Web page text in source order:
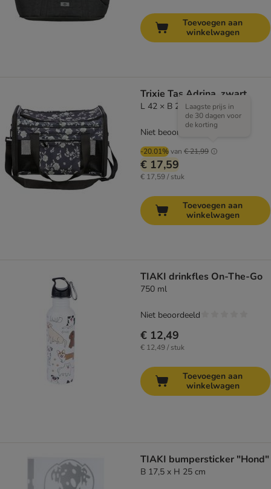
Toevoegen aan
winkelwagen
Trixie Tas Adrina, zwart
L 42 × B 26 × H 27 cm
-20.01%van € 21,99
Laagste prijs in
de 30 dagen voor
de korting
€ 17,59
€ 17,59 / stuk
Niet beoordeeld
Toevoegen aan
winkelwagen
TIAKI drinkfles On-The-Go
750 ml
€ 12,49
€ 12,49 / stuk
Niet beoordeeld
Toevoegen aan
winkelwagen
TIAKI bumpersticker "Hond"
B 17,5 x H 25 cm